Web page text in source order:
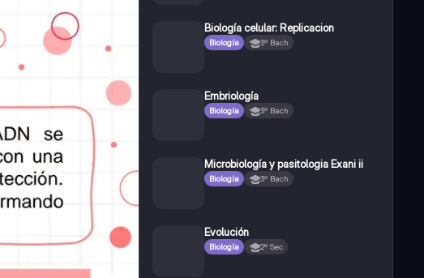
Biología celular: Replicacion
Biología 3º Bach
Embriología
Biología 3º Bach
Microbiología y pasitologia Exani ii
Biología 3º Bach
Evolución
Biología 2º Sec